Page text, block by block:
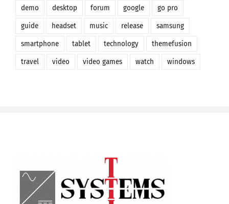
demo desktop forum google go pro
guide headset music release samsung
smartphone tablet technology themefusion
travel video video games watch windows